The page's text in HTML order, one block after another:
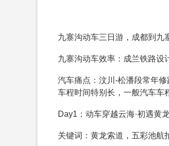
九寨沟动车三日游，成都到九
九寨沟动车效率：成兰铁路设
汽车痛点：汶川-松潘段常年
车程时间特别长，一般汽车车
Day1：动车穿越云海·初遇黄
关键词：黄龙索道，五彩池航